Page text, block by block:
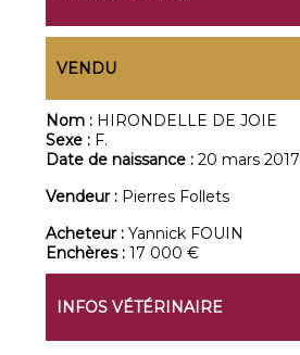
VENDU
Nom : HIRONDELLE DE JOIE
Sexe : F.
Date de naissance :20 mars 2017
Vendeur : Pierres Follets
Acheteur :Yannick FOUIN
Enchères :17 000 €
INFOS VÉTÉRINAIRE